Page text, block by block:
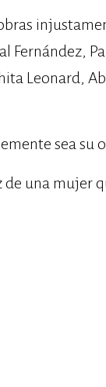
Fernández,
Leonard,
sea su
una mujer